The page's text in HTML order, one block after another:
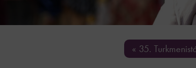
« 35.